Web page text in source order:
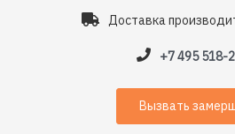
Доставка
+7 495 518-
Вызвать